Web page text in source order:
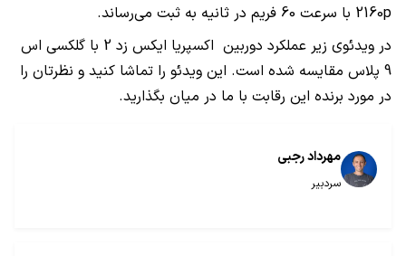
2160p با سرعت 60 فریم در ثانیه به ثبت می‌رساند.
در ویدئوی زیر عملکرد دوربین اکسپریا ایکس زد 2 با گلکسی اس
9 پلاس مقایسه شده است. این ویدئو را تماشا کنید و نظرتان را
در مورد برنده این رقابت با ما در میان بگذارید.
مهرداد رجبی
سردبیر